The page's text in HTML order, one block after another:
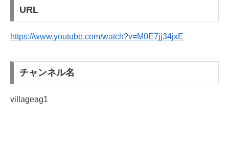
URL
https://www.youtube.com/watch?v=M0E7jj34jxE
チャンネル名
villageag1